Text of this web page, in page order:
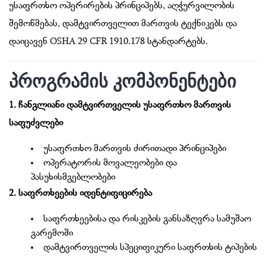
უსაფრთხო ოპერირების პრინციპებს, აღჭურვილობის
შემოწმებას, დამტვირთველით მართვის ტექნიკებს და
დაიცავენ OSHA 29 CFR 1910.178 სტანდარტებს.
პროგრამის კომპონენტები
1. ჩანგლიანი დამტვირთველის უსაფრთხო მართვის
საფუძვლები
უსაფრთხო მართვის ძირითადი პრინციპები
ოპერატორის მოვალეობები და
პასუხისმგებლობები
2. საფრთხეების იდენტიფიცირება
საფრთხეებისა და რისკების განსაზღვრა სამუშაო
გარემოში
დამტვირთველის სპეციფიკური საფრთხის ტიპების